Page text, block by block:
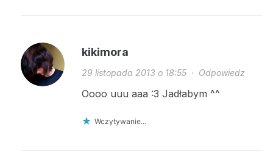
kikimora
29 listopada 2013 o 18:55· Odpowiedz
Oooo uuu aaa :3 Jadłabym ^^
Wczytywanie...